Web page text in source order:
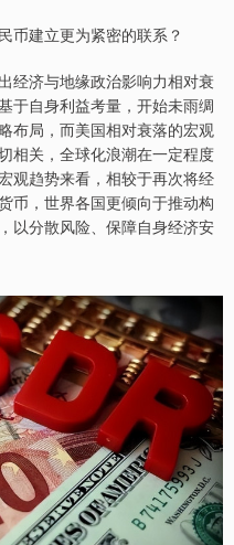
币建立更为紧密的联系？
经济与地缘政治影响力相对衰
于自身利益考量，开始未雨绸
布局，而美国相对衰落的宏观
相关，全球化浪潮在一定程度
观趋势来看，相较于再次将经
币，世界各国更倾向于推动构
以分散风险、保障自身经济安